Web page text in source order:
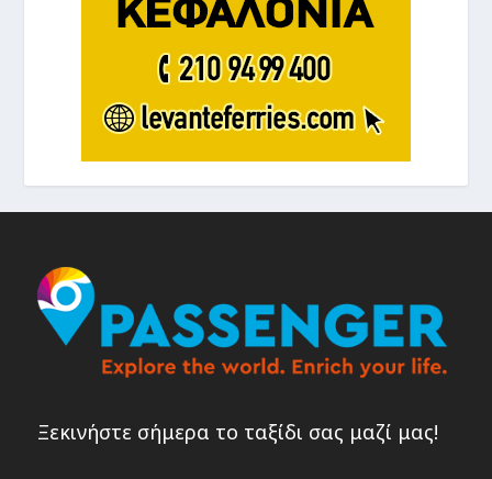
Ξεκινήστε σήμερα το ταξίδι σας μαζί μας!